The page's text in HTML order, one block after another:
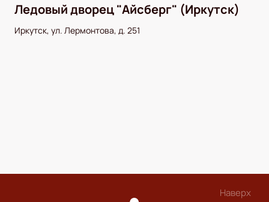
Ледовый дворец "Айсберг" (Иркутск)
Иркутск, ул. Лермонтова, д. 251
Наверх